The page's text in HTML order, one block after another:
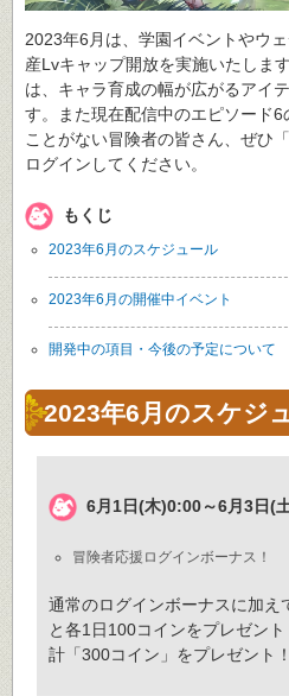
2023年6月は、学園イベントやウ
産Lvキャップ開放を実施いたしま
は、キャラ育成の幅が広がるアイ
す。また現在配信中のエピソード
ことがない冒険者の皆さん、ぜひ
ログインしてください。
もくじ
2023年6月のスケジュール
2023年6月の開催中イベント
開発中の項目・今後の予定について
2023年6月のスケジ
6月1日(木)0:00～6月3日(
冒険者応援ログインボーナス！
通常のログインボーナスに加え
と各1日100コインをプレゼン
計「300コイン」をプレゼント！